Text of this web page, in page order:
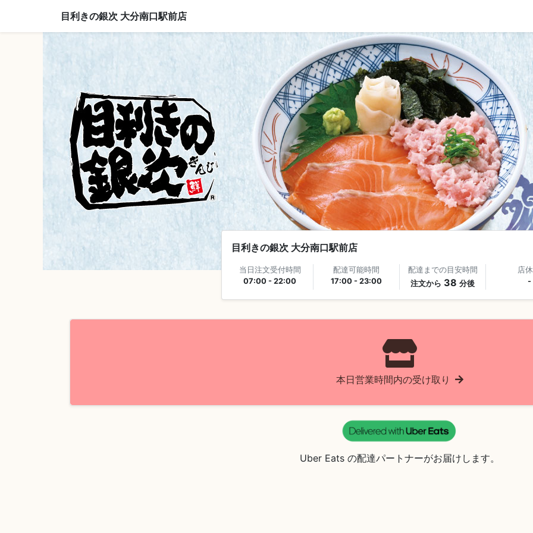
目利きの銀次 大分南口駅前店
目利きの銀次 大分南口駅前店
当日注文受付時間
07:00 - 22:00
配達可能時間
17:00 - 23:00
配達までの目安時間
注文から 38 分後
店
-
本日営業時間内の受け取り
Uber Eats の配達パートナーがお届けします。